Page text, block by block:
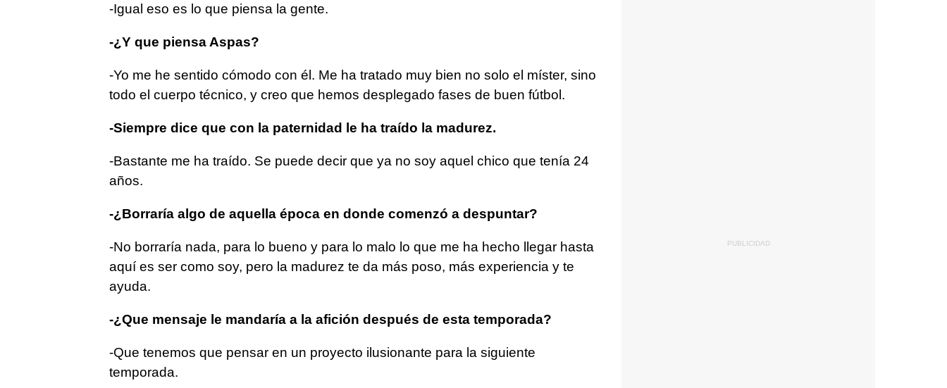
-Igual eso es lo que piensa la gente.
-¿Y que piensa Aspas?
-Yo me he sentido cómodo con él. Me ha tratado muy bien no solo el míster, sino
todo el cuerpo técnico, y creo que hemos desplegado fases de buen fútbol.
-Siempre dice que con la paternidad le ha traído la madurez.
-Bastante me ha traído. Se puede decir que ya no soy aquel chico que tenía 24
años.
-¿Borraría algo de aquella época en donde comenzó a despuntar?
-No borraría nada, para lo bueno y para lo malo lo que me ha hecho llegar hasta
aquí es ser como soy, pero la madurez te da más poso, más experiencia y te
ayuda.
-¿Que mensaje le mandaría a la afición después de esta temporada?
-Que tenemos que pensar en un proyecto ilusionante para la siguiente
temporada.